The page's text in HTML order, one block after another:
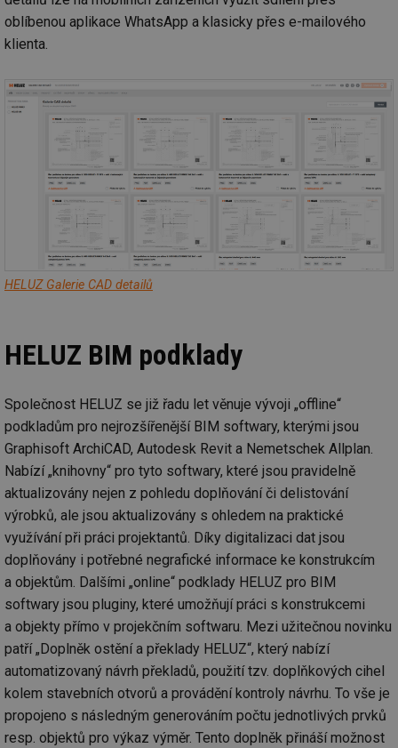
oblíbenou aplikace WhatsApp a klasicky přes e-mailového
klienta.
HELUZ Galerie CAD detailů
HELUZ BIM podklady
Společnost HELUZ se již řadu let věnuje vývoji „offline“
podkladům pro nejrozšířenější BIM softwary, kterými jsou
Graphisoft ArchiCAD, Autodesk Revit a Nemetschek Allplan.
Nabízí „knihovny“ pro tyto softwary, které jsou pravidelně
aktualizovány nejen z pohledu doplňování či delistování
výrobků, ale jsou aktualizovány s ohledem na praktické
využívání při práci projektantů. Díky digitalizaci dat jsou
doplňovány i potřebné negrafické informace ke konstrukcím
a objektům. Dalšími „online“ podklady HELUZ pro BIM
softwary jsou pluginy, které umožňují práci s konstrukcemi
a objekty přímo v projekčním softwaru. Mezi užitečnou novinku
patří „Doplněk ostění a překlady HELUZ“, který nabízí
automatizovaný návrh překladů, použití tzv. doplňkových cihel
kolem stavebních otvorů a provádění kontroly návrhu. To vše je
propojeno s následným generováním počtu jednotlivých prvků
resp. objektů pro výkaz výměr. Tento doplněk přináší možnost